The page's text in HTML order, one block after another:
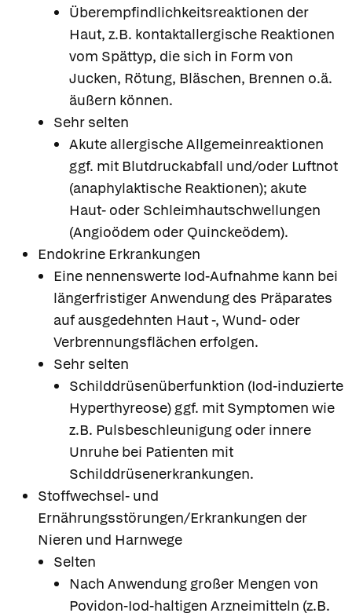
Überempfindlichkeitsreaktionen der
Haut, z.B. kontaktallergische Reaktionen
vom Spättyp, die sich in Form von
Jucken, Rötung, Bläschen, Brennen o.ä.
äußern können.
Sehr selten
Akute allergische Allgemeinreaktionen
ggf. mit Blutdruckabfall und/oder Luftnot
(anaphylaktische Reaktionen); akute
Haut- oder Schleimhautschwellungen
(Angioödem oder Quinckeödem).
Endokrine Erkrankungen
Eine nennenswerte Iod-Aufnahme kann bei
längerfristiger Anwendung des Präparates
auf ausgedehnten Haut -, Wund- oder
Verbrennungsflächen erfolgen.
Sehr selten
Schilddrüsenüberfunktion (Iod-induzierte
Hyperthyreose) ggf. mit Symptomen wie
z.B. Pulsbeschleunigung oder innere
Unruhe bei Patienten mit
Schilddrüsenerkrankungen.
Stoffwechsel- und
Ernährungsstörungen/Erkrankungen der
Nieren und Harnwege
Selten
Nach Anwendung großer Mengen von
Povidon-Iod-haltigen Arzneimitteln (z.B.